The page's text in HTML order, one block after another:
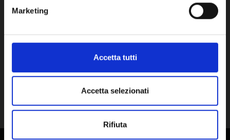
Marketing
Accetta tutti
Accetta selezionati
Rifiuta